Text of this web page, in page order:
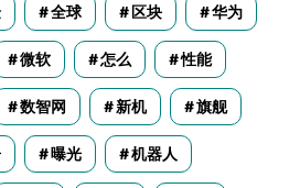
全球 区块 华为
微软 怎么 性能
数智网 新机 旗舰
曝光 机器人